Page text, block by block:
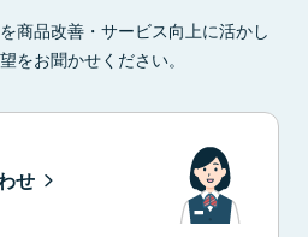
商品改善・サービス向上に活かし
をお聞かせください。
せ